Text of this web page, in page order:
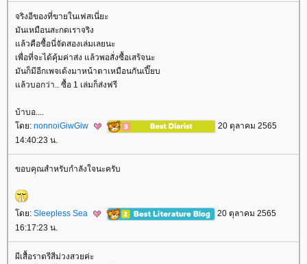
จริงอีของที่ขายในเฟสเนี่ยะ
มันเหมือนสะกดเราจริง
ล้วคือซื้อนี่จัดสองเล่มเลยนะ
เพื่อที่จะได้คุ้มค่าส่ง แล้วพอสั่งซื้อเสร้จนะ
มันก็มีอีกเพจเด้งมาหน้าตาเหมือนกันเปี๊ยบ
ล้วบอกว่า.. ซื้อ 1 เล่มก็ส่งฟรี
บ้าบอ....
ดย: nonnoiGiwGiw
20 ตุลาคม 2565
14:40:23 น.
ขอบคุณสำหรับกำลังใจนะครับ
ดย: Sleepless Sea
20 ตุลาคม 2565
16:17:23 น.
ผีเสื้อราตรีสีม่วงสวยค่ะ